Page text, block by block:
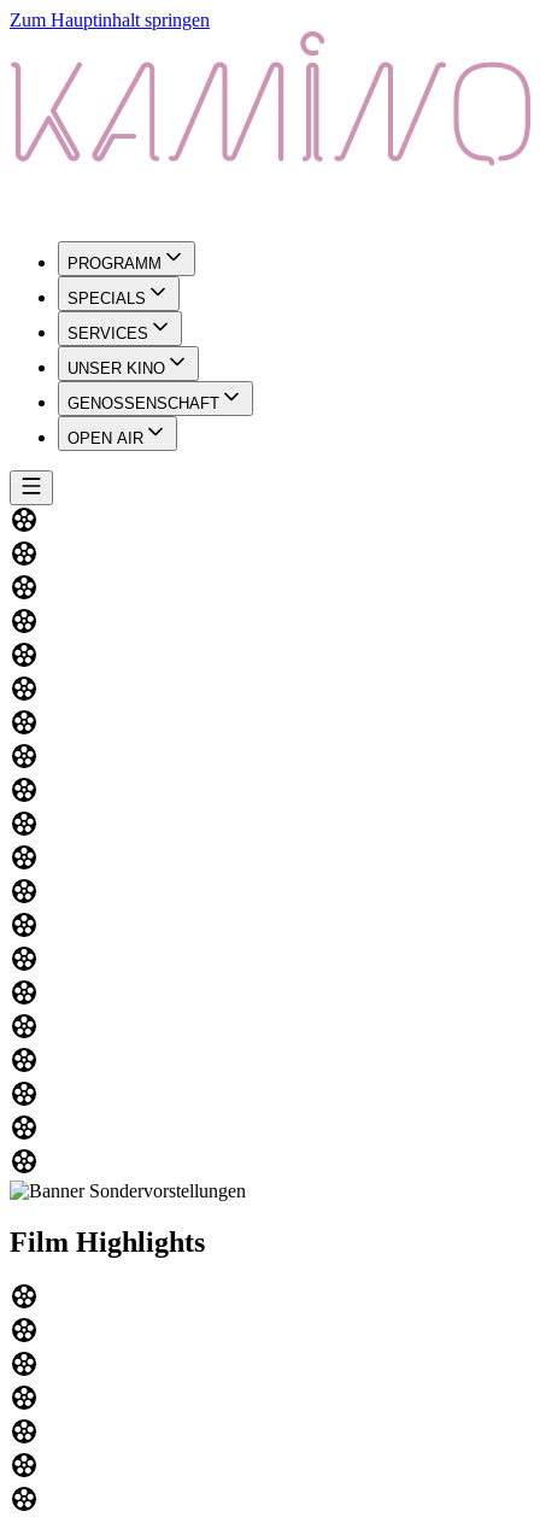
Zum Hauptinhalt springen
PROGRAMM
SPECIALS
SERVICES
UNSER KINO
GENOSSENSCHAFT
OPEN AIR
Film Highlights